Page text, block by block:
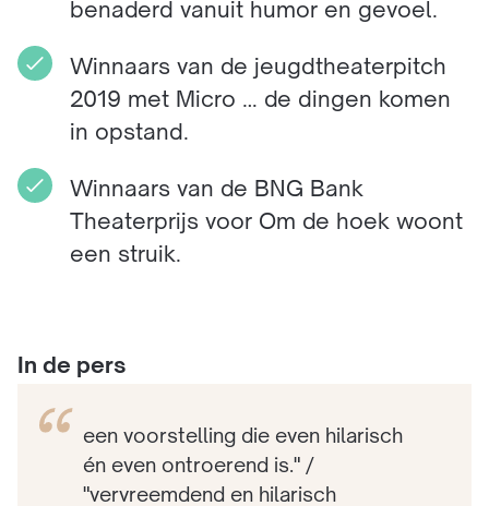
benaderd vanuit humor en gevoel.
Winnaars van de jeugdtheaterpitch
2019 met Micro … de dingen komen
in opstand.
Winnaars van de BNG Bank
Theaterprijs voor Om de hoek woont
een struik.
In de pers
een voorstelling die even hilarisch
én even ontroerend is." /
"vervreemdend en hilarisch